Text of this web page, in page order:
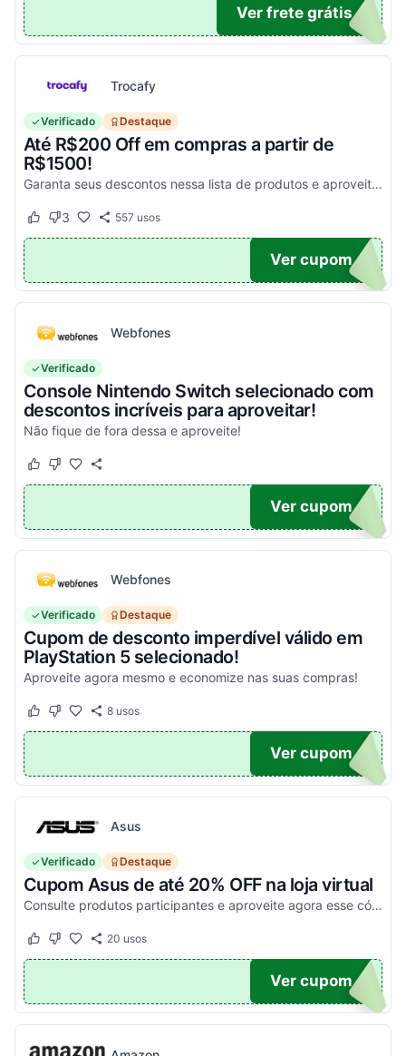
TICO
Ver frete grátis
Trocafy
Verificado Destaque
Até R$200 Off em compras a partir de
R$1500!
Garanta seus descontos nessa lista de produtos e aproveite para economizar agora mesmo! Válido para todo o site exceto em produtos com o selo "Estou Zerado"
Este cupom funcionou
Este cupom não funcionou
3 557 usos
ONTO
Ver cupom
Webfones
Verificado
Console Nintendo Switch selecionado com
descontos incríveis para aproveitar!
Não fique de fora dessa e aproveite!
Este cupom funcionou
Este cupom não funcionou
O100
Ver cupom
Webfones
Verificado Destaque
Cupom de desconto imperdível válido em
PlayStation 5 selecionado!
Aproveite agora mesmo e economize nas suas compras!
Este cupom funcionou
Este cupom não funcionou
8usos
O100
Ver cupom
Asus
Verificado Destaque
Cupom Asus de até 20% OFF na loja virtual
Consulte produtos participantes e aproveite agora esse código promocional!
Este cupom funcionou
Este cupom não funcionou
20 usos
20
Ver cupom